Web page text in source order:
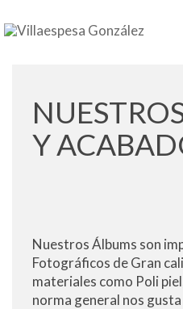
Y
Nuestros Álbums son
Fotográficos de Gran
materiales como Poli
norma general nos